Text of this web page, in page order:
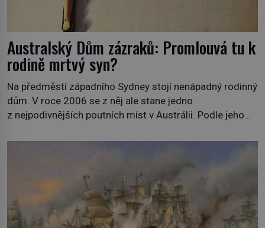
Australský Dům zázraků: Promlouvá tu k
rodině mrtvý syn?
Na předměstí západního Sydney stojí nenápadný rodinný
dům. V roce 2006 se z něj ale stane jedno
z nejpodivnějších poutních míst v Austrálii. Podle jeho
duch jejich mrtvého syna. Vrací se, aby pomáhal
projevem boží milosti? V roce 2006 umírá při
autonehodě jen […]